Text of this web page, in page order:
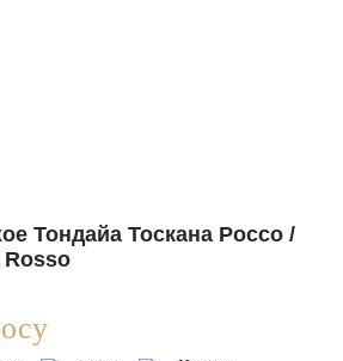
Тондайа Тоскана Россо /
Rosso